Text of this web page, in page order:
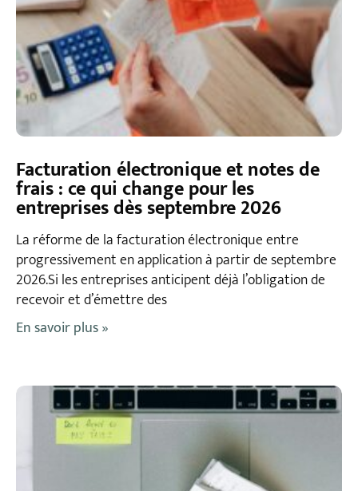
Facturation électronique et notes de
frais : ce qui change pour les
entreprises dès septembre 2026
La réforme de la facturation électronique entre
progressivement en application à partir de septembre
2026.Si les entreprises anticipent déjà l’obligation de
recevoir et d’émettre des
En savoir plus »